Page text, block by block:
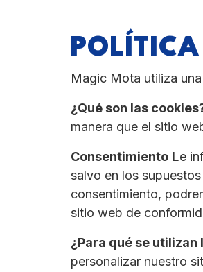
POLÍTICA
Magic Mota utiliza
¿Qué son las
manera que el sitio
Consentimiento Le
salvo en los
consentimiento,
sitio web de
¿Para qué se
personalizar nuestro